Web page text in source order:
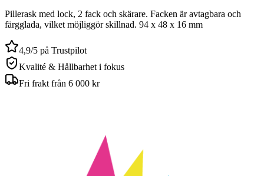
Pillerask med lock, 2 fack och skärare. Facken är avtagbara och
färgglada, vilket möjliggör skillnad. 94 x 48 x 16 mm
4,9/5 på Trustpilot
Kvalité & Hållbarhet i fokus
Fri frakt från 6 000 kr